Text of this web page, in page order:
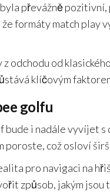
převážně
formáty match play
od
klíčovým
golfu
i nadále vyvíjet
což osloví
pro navigaci na
způsob, jakým